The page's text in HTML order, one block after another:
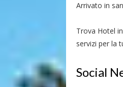
Arrivato in
Trova Hotel
servizi per la
Social